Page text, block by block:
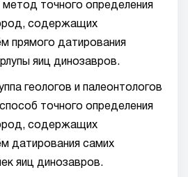
точного определения
содержащих
прямого датирования
яиц динозавров.
геологов и палеонтологов
точного определения
содержащих
датирования самих
яиц динозавров.